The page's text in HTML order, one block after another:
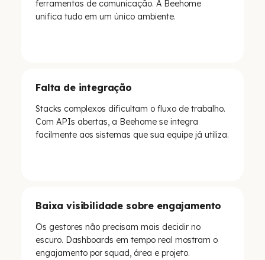
ferramentas de comunicação. A Beehome
unifica tudo em um único ambiente.
Falta de integração
Stacks complexos dificultam o fluxo de trabalho.
Com APIs abertas, a Beehome se integra
facilmente aos sistemas que sua equipe já utiliza.
Baixa visibilidade sobre engajamento
Os gestores não precisam mais decidir no
escuro. Dashboards em tempo real mostram o
engajamento por squad, área e projeto.